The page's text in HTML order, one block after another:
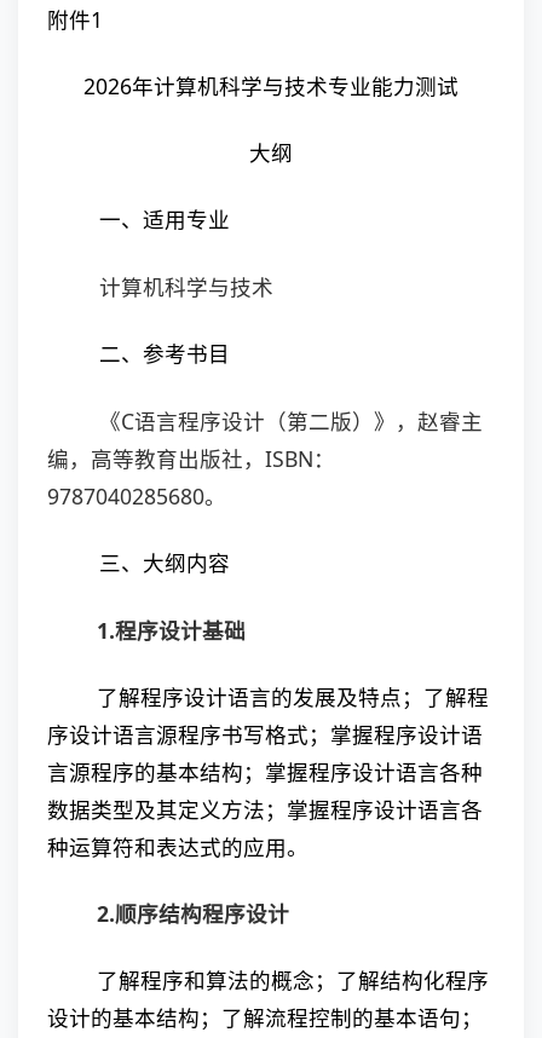
附件1
2026年计算机科学与技术专业能力测试
大纲
一、适用专业
计算机科学与技术
二、参考书目
《C语言程序设计（第二版）》，赵睿主
编，高等教育出版社，ISBN：
9787040285680。
三、大纲内容
1.程序设计基础
了解程序设计语言的发展及特点；了解程
序设计语言源程序书写格式；掌握程序设计语
言源程序的基本结构；掌握程序设计语言各种
数据类型及其定义方法；掌握程序设计语言各
种运算符和表达式的应用。
2.顺序结构程序设计
了解程序和算法的概念；了解结构化程序
设计的基本结构；了解流程控制的基本语句；